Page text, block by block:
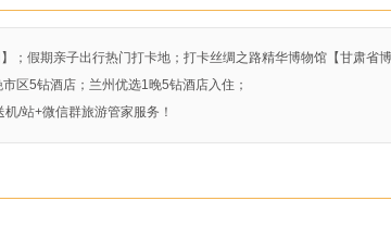
假期亲子出行热门打卡地；打卡丝绸之路精华博物馆【甘肃省博
区5钻酒店；兰州优选1晚5钻酒店入住；
/站+微信群旅游管家服务！